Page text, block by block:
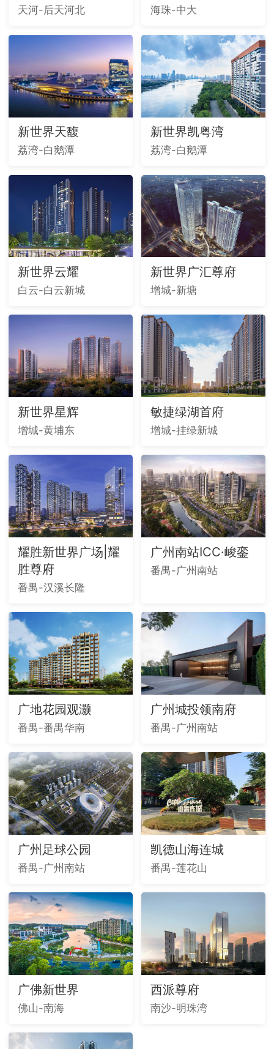
天河-后天河北 海珠-中大
新世界天馥
荔湾-白鹅潭
新世界凯粤湾
荔湾-白鹅潭
新世界云耀
白云-白云新城
新世界广汇尊府
增城-新塘
新世界星辉
增城-黄埔东
敏捷绿湖首府
增城-挂绿新城
耀胜新世界广场|耀
胜尊府
番禺-汉溪长隆
广州南站ICC·峻銮
番禺-广州南站
广地花园观灏
番禺-番禺华南
广州城投领南府
番禺-广州南站
广州足球公园
番禺-广州南站
凯德山海连城
番禺-莲花山
广佛新世界
佛山-南海
西派尊府
南沙-明珠湾